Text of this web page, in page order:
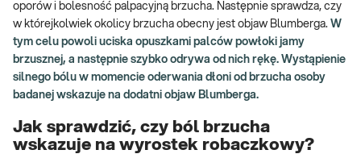
oporów i bolesność palpacyjną brzucha. Następnie sprawdza, czy
w którejkolwiek okolicy brzucha obecny jest objaw Blumberga. W
tym celu powoli uciska opuszkami palców powłoki jamy
brzusznej, a następnie szybko odrywa od nich rękę. Wystąpienie
silnego bólu w momencie oderwania dłoni od brzucha osoby
badanej wskazuje na dodatni objaw Blumberga.
Jak sprawdzić, czy ból brzucha
wskazuje na wyrostek robaczkowy?